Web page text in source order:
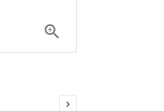

